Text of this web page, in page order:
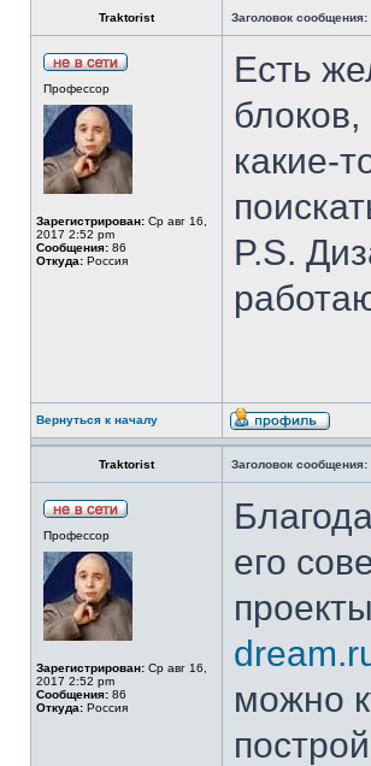
Traktorist Заголовок сообщения:
Профессор
Зарегистрирован: Ср авг 16,
2017 2:52 pm
Сообщения: 86
Откуда: Россия
Есть
какие-
P.S.
Вернуться к началу
Traktorist Заголовок сообщения:
Профессор
Зарегистрирован: Ср авг 16,
2017 2:52 pm
Сообщения: 86
Откуда: Россия
его
можно